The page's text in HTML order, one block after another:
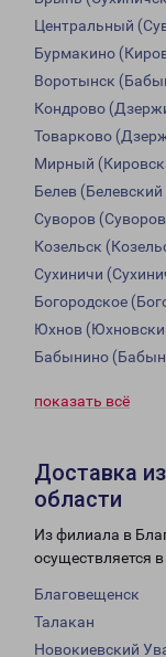
Центральный
Бурмакино
Воротынск
Кондрово
Товарково
Мирный
Белев (Белевский
Суворов
Козельск
Сухиничи
Богородское
Юхнов
Бабынино
показать всё
Доставка
области
Из филиала в
осуществляется
Благовещенск
Талакан
Новокиевский